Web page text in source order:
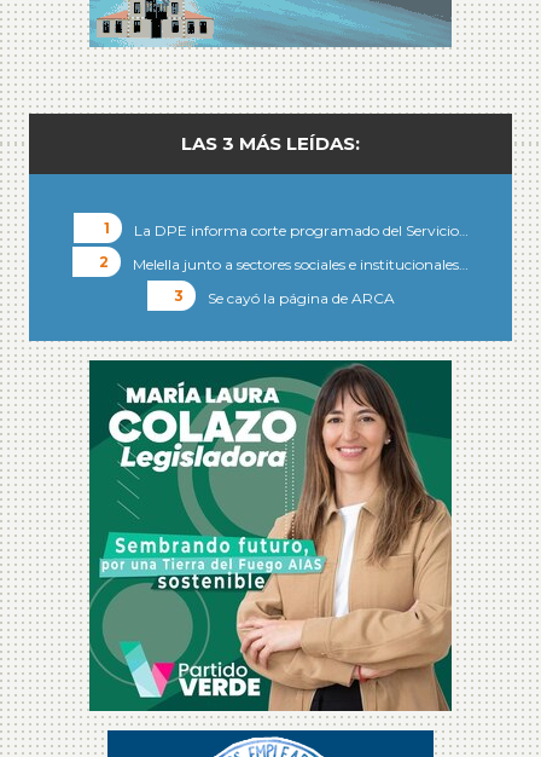
LAS 3 MÁS LEÍDAS:
La DPE informa corte programado del Servicio…
Melella junto a sectores sociales e institucionales…
Se cayó la página de ARCA